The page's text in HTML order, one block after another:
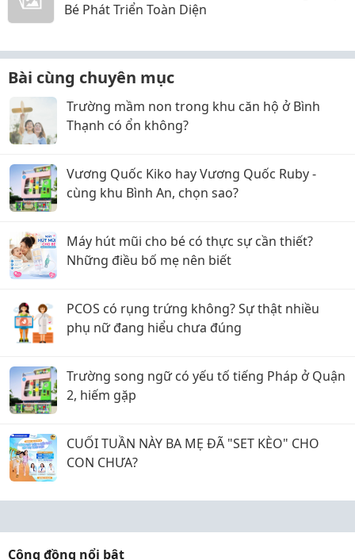
Bé Phát Triển Toàn Diện
Bài cùng chuyên mục
Trường mầm non trong khu căn hộ ở Bình
Thạnh có ổn không?
Vương Quốc Kiko hay Vương Quốc Ruby -
cùng khu Bình An, chọn sao?
Máy hút mũi cho bé có thực sự cần thiết?
Những điều bố mẹ nên biết
PCOS có rụng trứng không? Sự thật nhiều
phụ nữ đang hiểu chưa đúng
Trường song ngữ có yếu tố tiếng Pháp ở Quận
2, hiếm gặp
CUỐI TUẦN NÀY BA MẸ ĐÃ "SET KÈO" CHO
CON CHƯA?
Cộng đồng nổi bật